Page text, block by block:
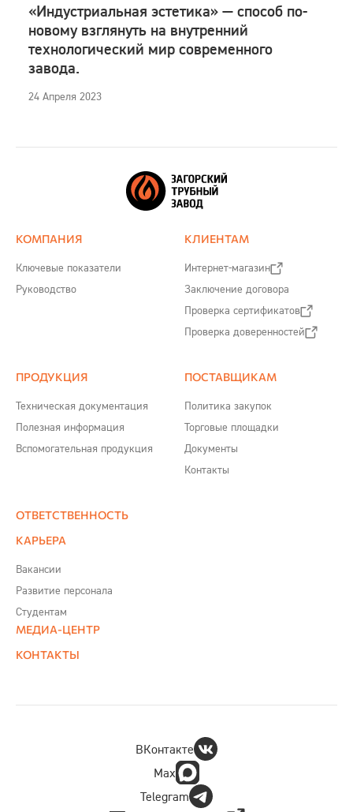
«Индустриальная эстетика» — способ по-
новому взглянуть на внутренний
технологический мир современного
завода.
24 Апреля 2023
КОМПАНИЯ
Ключевые показатели
Руководство
КЛИЕНТАМ
Интернет-магазин
Заключение договора
Проверка сертификатов
Проверка доверенностей
ПРОДУКЦИЯ
Техническая документация
Полезная информация
Вспомогательная продукция
ПОСТАВЩИКАМ
Политика закупок
Торговые площадки
Документы
Контакты
ОТВЕТСТВЕННОСТЬ
КАРЬЕРА
Вакансии
Развитие персонала
Студентам
МЕДИА-ЦЕНТР
КОНТАКТЫ
ВКонтакте
Max
Telegram